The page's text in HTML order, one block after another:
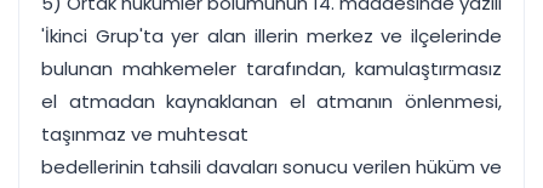
'İkinci Grup'ta yer alan illerin merkez ve ilçelerinde
bulunan mahkemeler tarafından, kamulaştırmasız
el atmadan kaynaklanan el atmanın önlenmesi,
taşınmaz ve muhtesat
bedellerinin tahsili davaları sonucu verilen hüküm ve